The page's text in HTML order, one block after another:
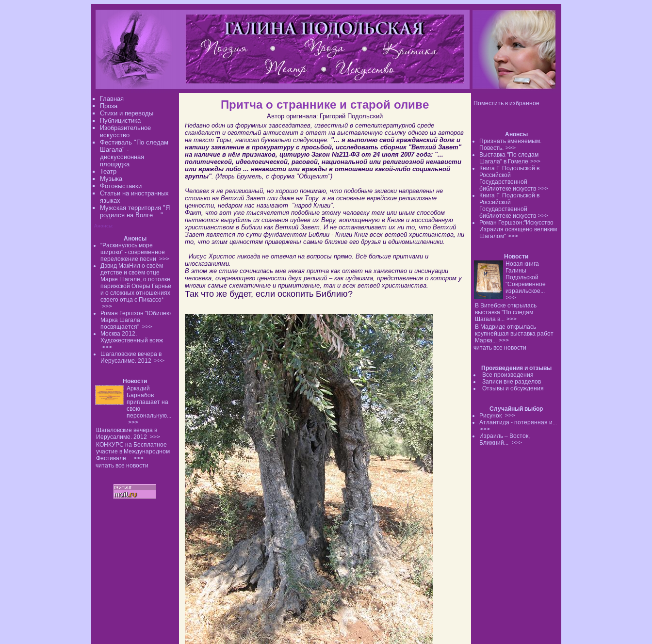
Поместить в избранное
Анонсы
Признать вменяемым.
Повесть. >>>
Выставка "По следам
Шагала" в Гомеле >>>
Книга Г. Подольской в
Российской
Государственной
библиотеке искусств >>>
Книга Г. Подольской в
Российской
Государственной
библиотеке искусств >>>
Роман Гершзон:"Искусство
Израиля освящено великим
Шагалом" >>>
Новости
Новая книга
Галины
Подольской
"Современное
израильское...
>>>
В Витебске открылась
выставка "По следам
Шагала в... >>>
В Мадриде открылась
крупнейшая выставка работ
Марка... >>>
читать все новости
Произведения и отзывы
Все произведения
Записи вне разделов
Отзывы и обсуждения
Случайный выбор
Рисунок >>>
Атлантида - потерянная и...
>>>
Израиль – Восток,
Ближний... >>>
Главная
Проза
Стихи и переводы
Публицистика
Изобразительное
искусство
Фестиваль "По следам
Шагала" -
дискуссионная
площадка
Театр
Музыка
Фотовыставки
Статьи на иностранных
языках
Мужская территория "Я
родился на Волге ..."
Анонсы:
Анонсы
"Раскинулось море
широко" - современное
переложение песни >>>
Дэвид МакНил о своём
детстве и своём отце
Марке Шагале, о потолке
парижской Оперы Гарнье
и о сложных отношениях
своего отца с Пикассо*
>>>
Роман Гершзон "Юбилею
Марка Шагала
посвящается" >>>
Москва 2012.
Художественный вояж
>>>
Шагаловские вечера в
Иерусалиме. 2012 >>>
Новости
Аркадий
Барнабов
приглашает на
свою
персональную...
>>>
Шагаловские вечера в
Иерусалиме. 2012 >>>
КОНКУРС на Бесплатное
участие в Международном
Фестивале... >>>
читать все новости
Притча о страннике и старой оливе
Автор оригинала: Григорий Подольский
Недавно один из форумных завсегдатаев, известный в сетелитературной среде
скандалист и оголтелый антисемит в ответ на выставленную ссылку одного из авторов
на текст Торы, написал буквально следующее: "... я выполню свой гражданский долг и
напишу заявление в прокуратуру с просьбой, исследовать сборник "Ветхий Завет"
на наличие в нём признаков, цитирую Закон №211-ФЗ от 24 июля 2007 года: "...
политической, идеологической, расовой, национальной или религиозной ненависти
или вражды либо ... ненависти или вражды в отношении какой-либо социальной
группы". (Игорь Брумель, с форума "Общелит")
Человек я не религиозный, но хорошо понимаю, что подобные экивоки направлены не
столько на Ветхий Завет или даже на Тору, а на основные еврейские религиозные
ценности, недаром нас называют "народ Книги".
Факт, что вот уже тысячелетия подобные этому человеку тем или иным способом
пытаются вырубить из сознания иудеев их Веру, воплощенную в Книге и воссозданную
христианством в Библии как Ветхий Завет. И не останавливает их ни то, что Ветхий
Завет является по-сути фундаментом Библии - Книги Книг всех ветвей христианства, ни
то, что этим ценностям привержены самые близкие его друзья и единомышленники.
Иисус Христос никогда не отвечал на вопросы прямо. Всё больше притчами и
иносказаниями.
В этом же стиле сочинилась мне некая притча как ответ на ханжество и инсинуации
человека, очерняющего ценности двух религий – как иудаизма, представления о котором у
многих самые схематичные и примитивные, так и всех ветвей христианства.
Так что же будет, если оскопить Библию?